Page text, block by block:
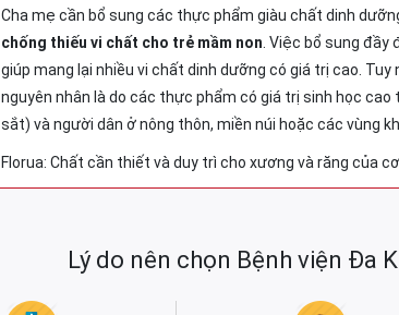
Cha mẹ cần bổ sung các thực phẩm giàu chất dinh
chống thiếu vi chất cho trẻ mầm non . Việc bổ sung
giúp mang lại nhiều vi chất dinh dưỡng có giá trị cao.
nguyên nhân là do các thực phẩm có giá trị sinh học
sắt) và người dân ở nông thôn, miền núi hoặc các vùng
Florua: Chất cần thiết và duy trì cho xương và răng của
Lý do nên chọn Bệnh viện Đa